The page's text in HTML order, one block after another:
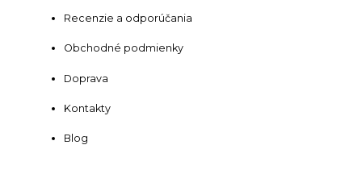
Recenzie a odporúčania
Obchodné podmienky
Doprava
Kontakty
Blog